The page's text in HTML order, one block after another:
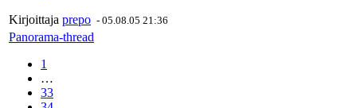
Kirjoittaja prepo - 05.08.05 21:36
Panorama-thread
1
…
33